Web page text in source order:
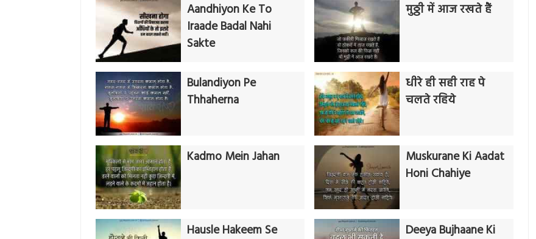
Aandhiyon Ke To
Iraade Badal Nahi
Sakte
मुठ्ठी में आज रखते हैं
Bulandiyon Pe
Thhaherna
धीरे ही सही राह पे
चलते रहिये
Kadmo Mein Jahan
Muskurane Ki Aadat
Honi Chahiye
Hausle Hakeem Se
Deeya Bujhaane Ki